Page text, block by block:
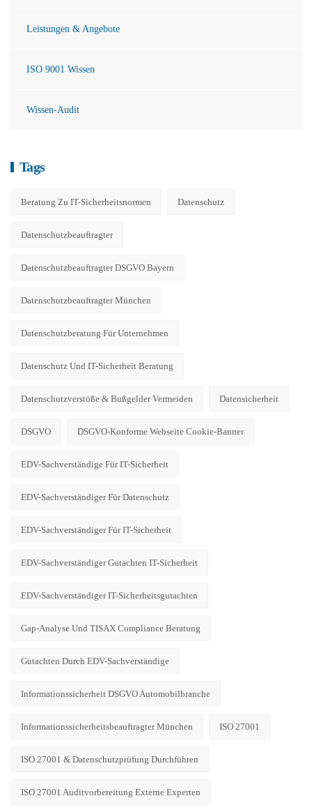
Leistungen & Angebote
ISO 9001 Wissen
Wissen-Audit
Tags
Beratung Zu IT-Sicherheitsnormen Datenschutz
Datenschutzbeauftragter
Datenschutzbeauftragter DSGVO Bayern
Datenschutzbeauftragter München
Datenschutzberatung Für Unternehmen
Datenschutz Und IT-Sicherheit Beratung
Datenschutzverstöße & Bußgelder Vermeiden Datensicherheit
DSGVO DSGVO-Konforme Webseite Cookie-Banner
EDV-Sachverständige Für IT-Sicherheit
EDV-Sachverständiger Für Datenschutz
EDV-Sachverständiger Für IT-Sicherheit
EDV-Sachverständiger Gutachten IT-Sicherheit
EDV-Sachverständiger IT-Sicherheitsgutachten
Gap-Analyse Und TISAX Compliance Beratung
Gutachten Durch EDV-Sachverständige
Informationssicherheit DSGVO Automobilbranche
Informationssicherheitsbeauftragter München ISO 27001
ISO 27001 & Datenschutzprüfung Durchführen
ISO 27001 Auditvorbereitung Externe Experten